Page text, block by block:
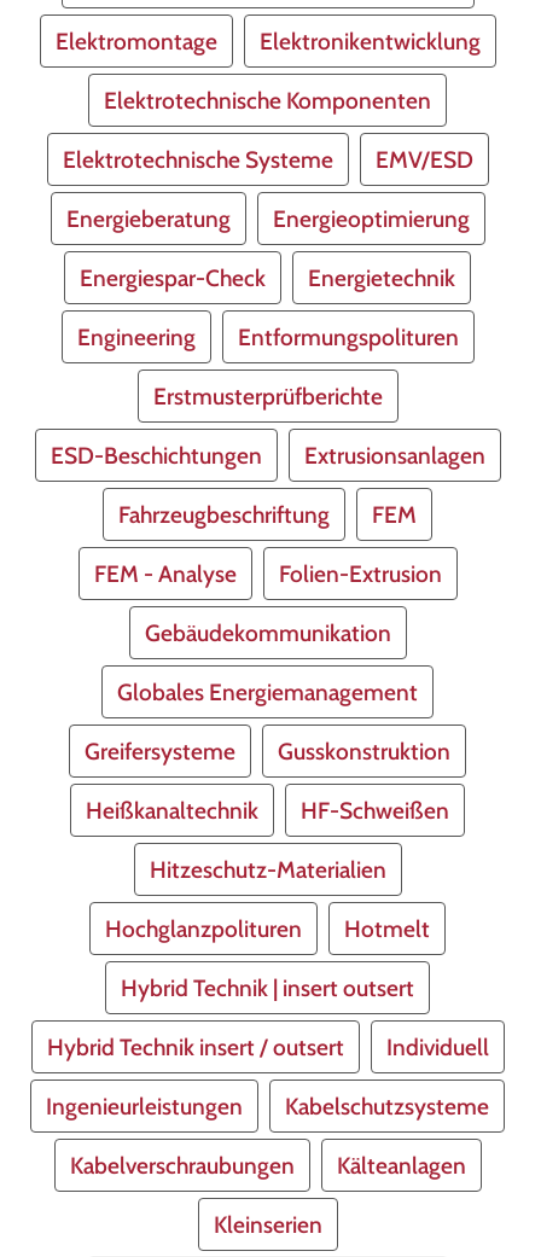
Elektromontage Elektronikentwicklung
Elektrotechnische Komponenten
Elektrotechnische Systeme EMV/ESD
Energieberatung Energieoptimierung
Energiespar-Check Energietechnik
Engineering Entformungspolituren
Erstmusterprüfberichte
ESD-Beschichtungen Extrusionsanlagen
Fahrzeugbeschriftung FEM
FEM - Analyse Folien-Extrusion
Gebäudekommunikation
Globales Energiemanagement
Greifersysteme Gusskonstruktion
Heißkanaltechnik HF-Schweißen
Hitzeschutz-Materialien
Hochglanzpolituren Hotmelt
Hybrid Technik | insert outsert
Hybrid Technik insert / outsert Individuell
Ingenieurleistungen Kabelschutzsysteme
Kabelverschraubungen Kälteanlagen
Kleinserien